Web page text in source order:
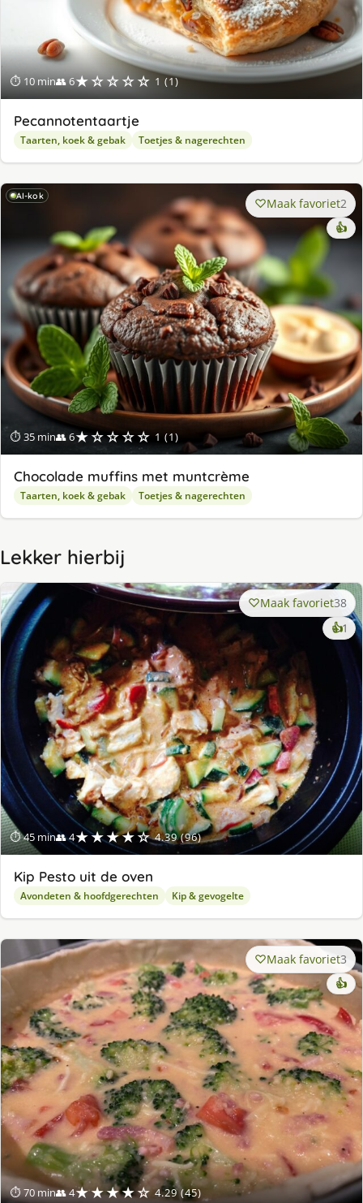
⏱ 10 min👥 6★☆☆☆☆ 1 (1)
Pecannotentaartje
Taarten, koek & gebak Toetjes & nagerechten
AI-kok
⏱ 35 min👥 6★☆☆☆☆ 1 (1)
Maak favoriet2
👍
Chocolade muffins met muntcrème
Taarten, koek & gebak Toetjes & nagerechten
Lekker hierbij
⏱ 45 min👥 4★★★★☆ 4.39 (96)
Maak favoriet38
👍1
Kip Pesto uit de oven
Avondeten & hoofdgerechten Kip & gevogelte
⏱ 70 min👥 4★★★★☆ 4.29 (45)
Maak favoriet3
👍